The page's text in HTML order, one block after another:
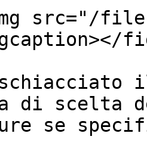
src="/files/
di scelta
se